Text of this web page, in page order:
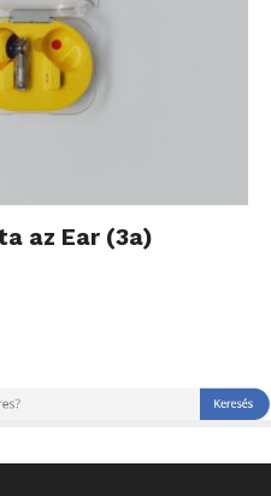
az Ear (3a)